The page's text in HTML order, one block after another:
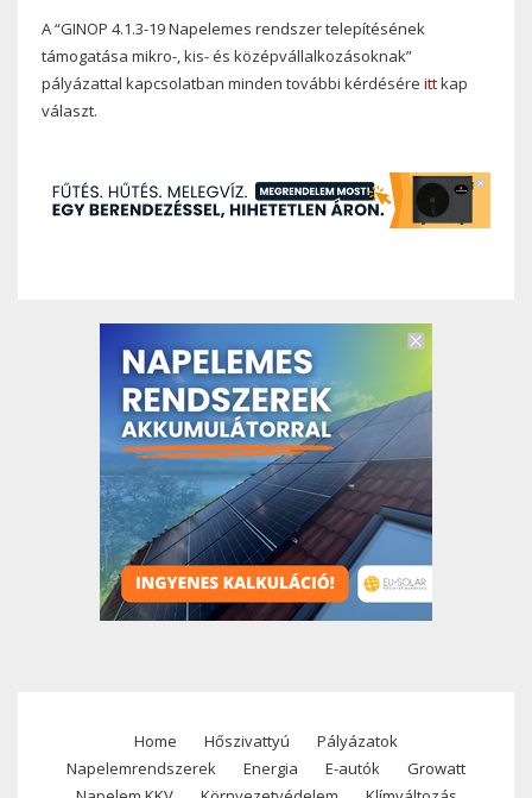
A “GINOP 4.1.3-19 Napelemes rendszer telepítésének
támogatása mikro-, kis- és középvállalkozásoknak”
pályázattal kapcsolatban minden további kérdésére ittkap
választ.
Footer
Home Hőszivattyú
Pályázatok
Napelemrendszerek
Energia E-autók
Growatt